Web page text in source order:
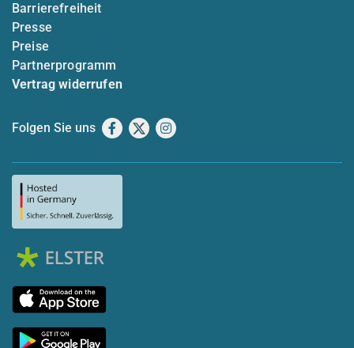
Barrierefreiheit
Presse
Preise
Partnerprogramm
Vertrag widerrufen
Folgen Sie uns Facebook
X Instagram